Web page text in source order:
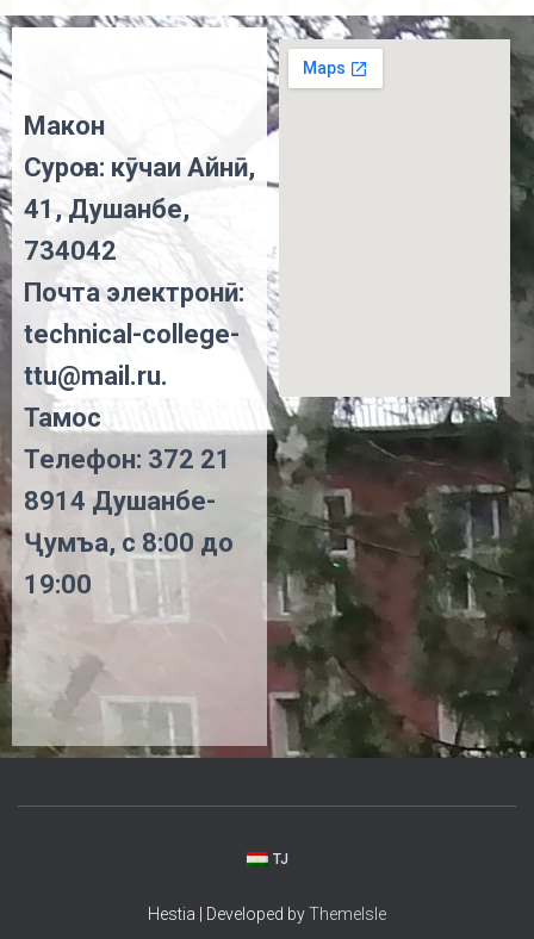
Макон
Суроға: кӯчаи Айнӣ,
41, Душанбе,
734042
Почта электронӣ:
technical-college-
ttu@mail.ru.
Тамос
Телефон: 372 21
8914 Душанбе-
Ҷумъа, с 8:00 до
19:00
TJ
Hestia | Developed byThemeIsle